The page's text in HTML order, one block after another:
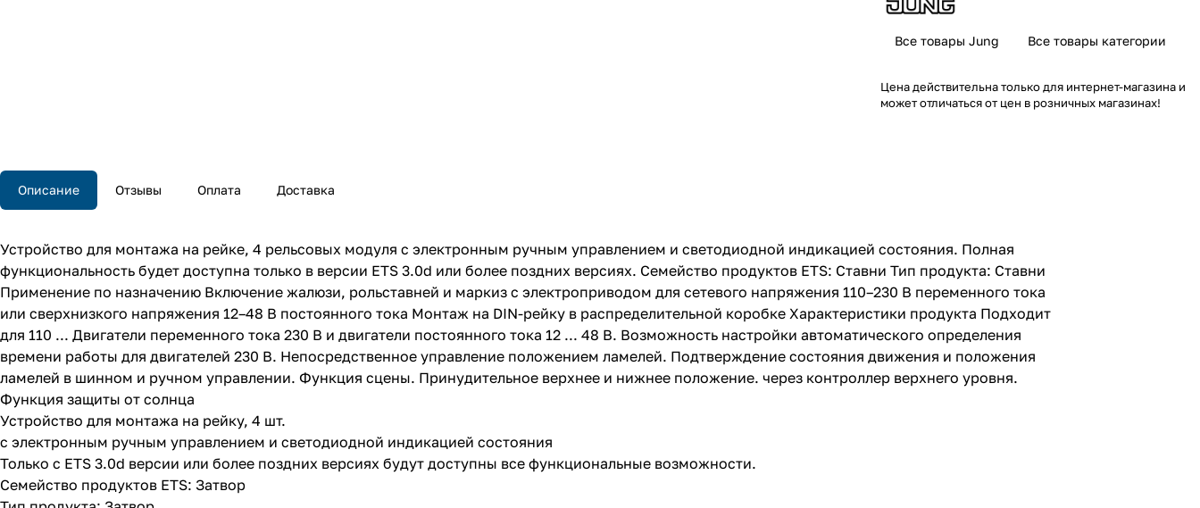
Все товары Jung Все товары категории
Цена действительна только для интернет-магазина и
может отличаться от цен в розничных магазинах!
Описание Отзывы Оплата Доставка
Устройство для монтажа на рейке, 4 рельсовых модуля с электронным ручным управлением и светодиодной индикацией состояния. Полная
функциональность будет доступна только в версии ETS 3.0d или более поздних версиях. Семейство продуктов ETS: Ставни Тип продукта: Ставни
Применение по назначению Включение жалюзи, рольставней и маркиз с электроприводом для сетевого напряжения 110–230 В переменного тока
или сверхнизкого напряжения 12–48 В постоянного тока Монтаж на DIN-рейку в распределительной коробке Характеристики продукта Подходит
для 110 ... Двигатели переменного тока 230 В и двигатели постоянного тока 12 ... 48 В. Возможность настройки автоматического определения
времени работы для двигателей 230 В. Непосредственное управление положением ламелей. Подтверждение состояния движения и положения
ламелей в шинном и ручном управлении. Функция сцены. Принудительное верхнее и нижнее положение. через контроллер верхнего уровня.
Функция защиты от солнца
Устройство для монтажа на рейку, 4 шт.
с электронным ручным управлением и светодиодной индикацией состояния
Только с ETS 3.0d версии или более поздних версиях будут доступны все функциональные возможности.
Семейство продуктов ETS: Затвор